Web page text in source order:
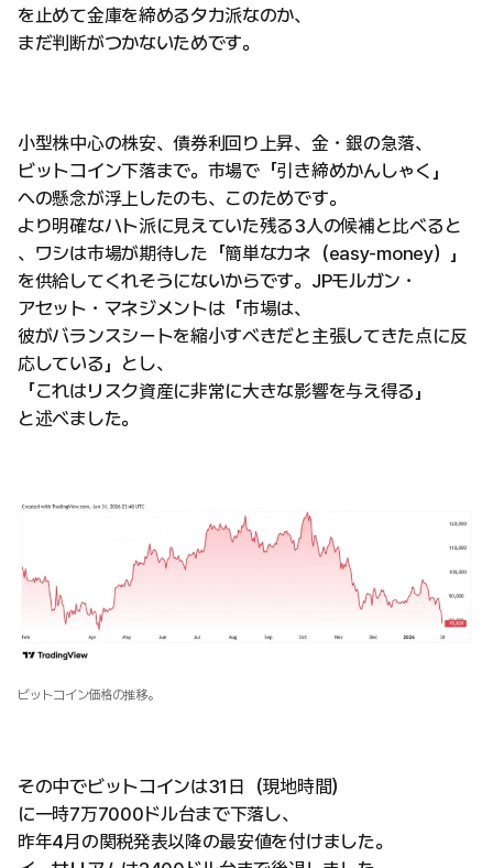
を止めて金庫を締めるタカ派なのか、
まだ判断がつかないためです。
小型株中心の株安、債券利回り上昇、金・銀の急落、
ビットコイン下落まで。市場で「引き締めかんしゃく」
への懸念が浮上したのも、このためです。
より明確なハト派に見えていた残る3人の候補と比べると
、ワシは市場が期待した「簡単なカネ（easy-money）」
を供給してくれそうにないからです。JPモルガン・
アセット・マネジメントは「市場は、
彼がバランスシートを縮小すべきだと主張してきた点に反
応している」とし、
「これはリスク資産に非常に大きな影響を与え得る」
と述べました。
ビットコイン価格の推移。
その中でビットコインは31日（現地時間）
に一時7万7000ドル台まで下落し、
昨年4月の関税発表以降の最安値を付けました。